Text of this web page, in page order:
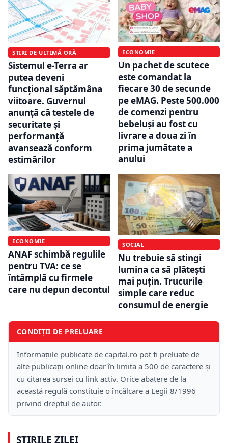
ȘTIRI DE ULTIMĂ ORĂ
Sistemul e-Terra ar
putea deveni
funcțional săptămâna
viitoare. Guvernul
anunță că testele de
securitate și
performanță
avansează conform
estimărilor
ECONOMIE
Un pachet de scutece
este comandat la
fiecare 30 de secunde
pe eMAG. Peste 500.000
de comenzi pentru
bebeluși au fost cu
livrare a doua zi în
prima jumătate a
anului
ECONOMIE
ANAF schimbă regulile
pentru TVA: ce se
întâmplă cu firmele
care nu depun decontul
SOCIAL
Nu trebuie să stingi
lumina ca să plătești
mai puțin. Trucurile
simple care reduc
consumul de energie
CONDIȚII DE PRELUARE
Informațiile publicate de capital.ro pot fi preluate de
alte publicații online doar în limita a 500 de caractere și
cu citarea sursei cu link activ. Orice abatere de la
această regulă constituie o încălcare a Legii 8/1996
privind dreptul de autor.
ȘTIRILE ZILEI